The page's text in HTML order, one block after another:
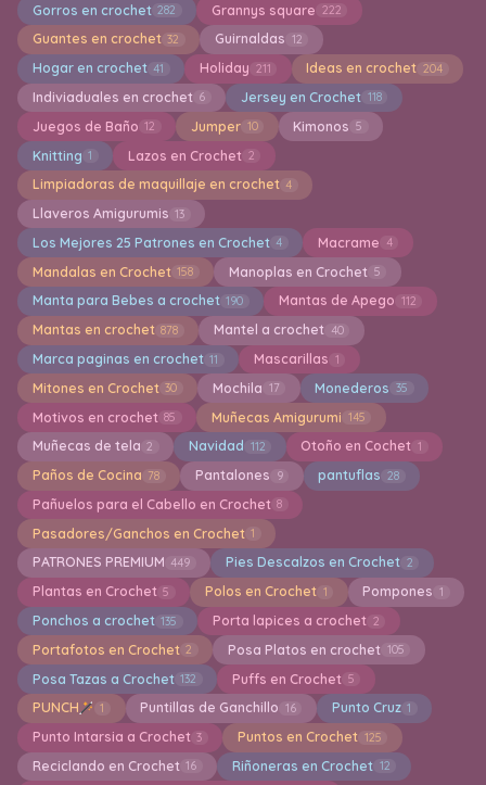
Gorros en crochet 282 Grannys square 222
Guantes en crochet 32 Guirnaldas 12
Hogar en crochet 41 Holiday 211 Ideas en crochet 204
Indiviaduales en crochet 6 Jersey en Crochet 118
Juegos de Baño 12 Jumper 10 Kimonos 5
Knitting 1 Lazos en Crochet 2
Limpiadoras de maquillaje en crochet 4
Llaveros Amigurumis 13
Los Mejores 25 Patrones en Crochet 4 Macrame 4
Mandalas en Crochet 158 Manoplas en Crochet 5
Manta para Bebes a crochet 190 Mantas de Apego 112
Mantas en crochet 878 Mantel a crochet 40
Marca paginas en crochet 11 Mascarillas 1
Mitones en Crochet 30 Mochila 17 Monederos 35
Motivos en crochet 85 Muñecas Amigurumi 145
Muñecas de tela 2 Navidad 112 Otoño en Cochet 1
Paños de Cocina 78 Pantalones 9 pantuflas 28
Pañuelos para el Cabello en Crochet 8
Pasadores/Ganchos en Crochet 1
PATRONES PREMIUM 449 Pies Descalzos en Crochet 2
Plantas en Crochet 5 Polos en Crochet 1 Pompones 1
Ponchos a crochet 135 Porta lapices a crochet 2
Portafotos en Crochet 2 Posa Platos en crochet 105
Posa Tazas a Crochet 132 Puffs en Crochet 5
PUNCH 1 Puntillas de Ganchillo 16 Punto Cruz 1
Punto Intarsia a Crochet 3 Puntos en Crochet 125
Reciclando en Crochet 16 Riñoneras en Crochet 12